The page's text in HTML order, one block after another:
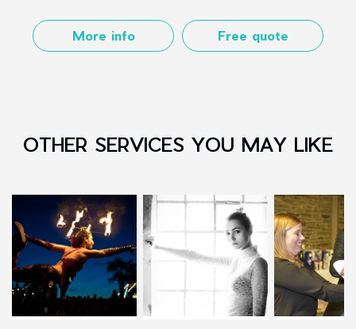
More info Free quote
OTHER SERVICES YOU MAY LIKE